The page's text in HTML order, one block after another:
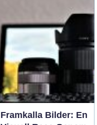
hållbart och miljövänligt
alternativ till...
Framkalla Bilder: En